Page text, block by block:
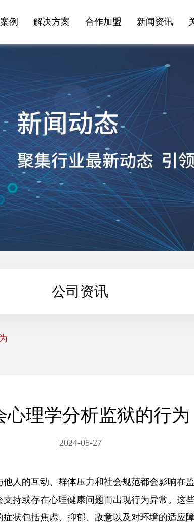
例 解决方案 合作加盟 新闻资讯
公司资讯
心理学分析监狱的行为
2024-05-27
人的互动、群体压力和社会规范都会影响在
持或存在心理健康问题而出现行为异常。这
状包括焦虑、抑郁、敌意以及对环境的适应